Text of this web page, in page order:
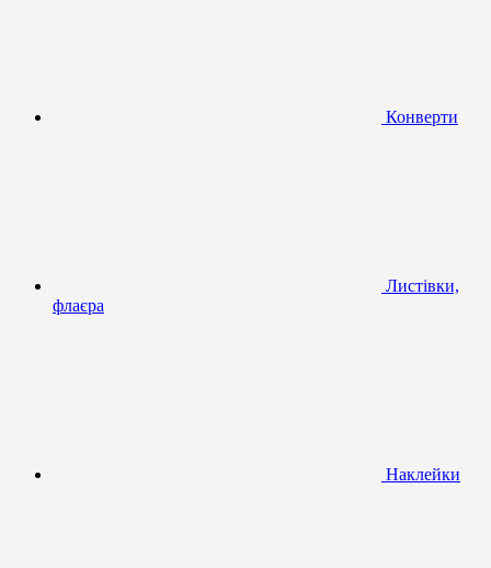
Конверти
Листівки,
флаєра
Наклейки